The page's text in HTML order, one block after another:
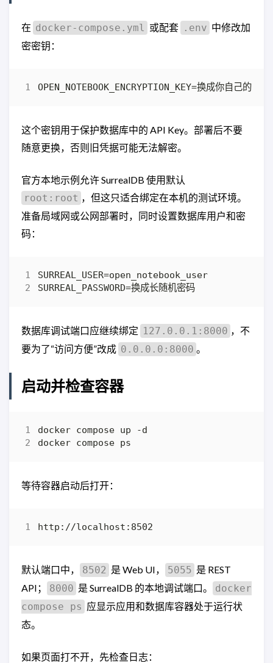
在 docker-compose.yml 或配套 .env 中修改加
密密钥：
这个密钥用于保护数据库中的 API Key。部署后不要
随意更换，否则旧凭据可能无法解密。
官方本地示例允许 SurrealDB 使用默认
root:root ，但这只适合绑定在本机的测试环境。
准备局域网或公网部署时，同时设置数据库用户和密
码：
数据库调试端口应继续绑定 127.0.0.1:8000 ，不
要为了“访问方便”改成 0.0.0.0:8000 。
启动并检查容器
等待容器启动后打开：
默认端口中， 8502 是 Web UI， 5055 是 REST
API；
8000 是 SurrealDB 的本地调试端口。
docker
compose ps 应显示应用和数据库容器处于运行状
态。
如果页面打不开，先检查日志：